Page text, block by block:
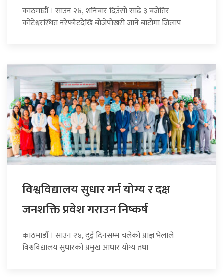
काठमाडौँ । साउन २४, शनिबार दिउँसो साढे ३ बजेतिर
कोटेश्वरस्थित नरेफाँटदेखि बोजेपोखरी जाने बाटोमा जिलाप
विश्वविद्यालय सुधार गर्न योग्य र दक्ष
जनशक्ति प्रवेश गराउन निष्कर्ष
काठमाडौँ । साउन २४, दुई दिनसम्म चलेको प्राज्ञ भेलाले
विश्वविद्यालय सुधारको प्रमुख आधार योग्य तथा